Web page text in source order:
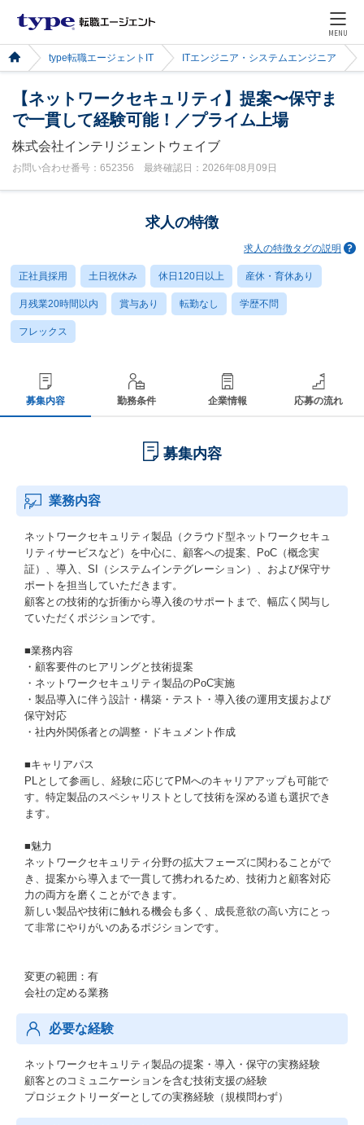
MENU
type転職エージェントIT ITエンジニア・システムエンジニア
【ネットワークセキュリティ】提案〜保守ま
で⼀貫して経験可能！／プライム上場
株式会社インテリジェントウェイブ
お問い合わせ番号：652356 最終確認日：2026年08月09日
求人の特徴
求人の特徴タグの説明
正社員採用 土日祝休み 休日120日以上 産休・育休あり
月残業20時間以内 賞与あり 転勤なし 学歴不問
フレックス
募集内容 勤務条件 企業情報 応募の流れ
募集内容
業務内容
ネットワークセキュリティ製品（クラウド型ネットワークセキュ
リティサービスなど）を中⼼に、顧客への提案、PoC（概念実
証）、導⼊、SI（システムインテグレーション）、および保守サ
ポートを担当していただきます。
顧客との技術的な折衝から導⼊後のサポートまで、幅広く関与し
ていただくポジションです。
■業務内容
・顧客要件のヒアリングと技術提案
・ネットワークセキュリティ製品のPoC実施
・製品導⼊に伴う設計・構築・テスト・導⼊後の運⽤⽀援および
保守対応
・社内外関係者との調整・ドキュメント作成
■キャリアパス
PLとして参画し、経験に応じてPMへのキャリアアップも可能で
す。特定製品のスペシャリストとして技術を深める道も選択でき
ます。
■魅力
ネットワークセキュリティ分野の拡⼤フェーズに関わることがで
き、提案から導⼊まで⼀貫して携われるため、技術⼒と顧客対応
⼒の両⽅を磨くことができます。
新しい製品や技術に触れる機会も多く、成⻑意欲の⾼い⽅にとっ
て⾮常にやりがいのあるポジションです。
変更の範囲：有
会社の定める業務
必要な経験
ネットワークセキュリティ製品の提案・導⼊・保守の実務経験
顧客とのコミュニケーションを含む技術⽀援の経験
プロジェクトリーダーとしての実務経験（規模問わず）